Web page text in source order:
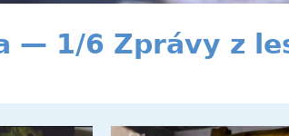
— 1/6 Zprávy z